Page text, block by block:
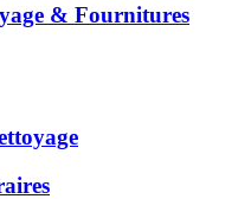
& Fournitures